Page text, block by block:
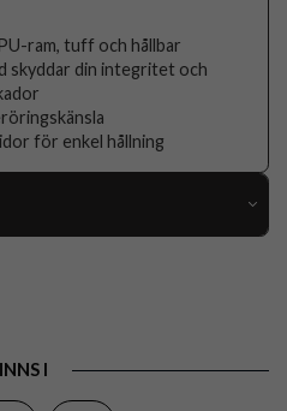
ram, tuff och hållbar
skyddar din integritet och
för enkel hållning
Trådlös laddning-kompatibel
I